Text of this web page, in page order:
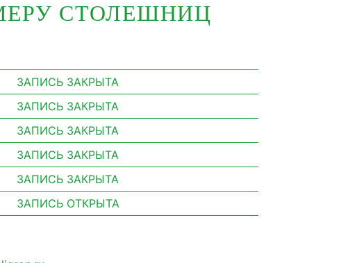
СТОЛЕШНИЦ
ЗАПИСЬ ЗАКРЫТА
ЗАПИСЬ ЗАКРЫТА
ЗАПИСЬ ЗАКРЫТА
ЗАПИСЬ ЗАКРЫТА
ЗАПИСЬ ЗАКРЫТА
ЗАПИСЬ ОТКРЫТА